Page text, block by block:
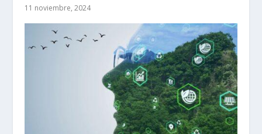
11 noviembre, 2024